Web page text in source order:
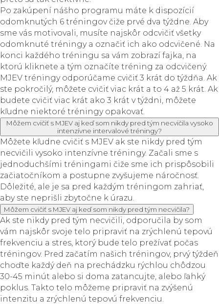
Po zakúpení nášho programu máte k dispozícií
odomknutých 6 tréningov čiže prvé dva týždne. Aby
sme vás motivovali, musíte najskôr odcvičiť všetky
odomknuté tréningy a označiť ich ako odcvičené. Na
konci každého tréningu sa vám zobrazí fajka, na
ktorú kliknete a tým označíte tréning za odcvičený.
MJEV tréningy odporúčame cvičiť 3 krát do týždňa. Ak
ste pokročilý, môžete cvičiť viac krát a to 4 až 5 krát. Ak
budete cvičiť viac krát ako 3 krát v týždni, môžete
kľudne niektoré tréningy opakovať.
Môžem cvičiť s MJEV aj keď som nikdy pred tým necvičila vysoko
intenzívne intervalové tréningy?
Môžete kľudne cvičiť s MJEV ak ste nikdy pred tým
necvičili vysoko intenzívne tréningy. Začali sme s
jednoduchšími tréningami čiže sme ich prispôsobili
začiatočníkom a postupne zvyšujeme náročnosť.
Dôležité, ale je sa pred každým tréningom zahriať,
aby ste neprišli zbytočne k úrazu.
Môžem cvičiť s MJEV aj keď som nikdy pred tým necvičila?
Ak ste nikdy pred tým necvičili, odporučila by som
vám najskôr svoje telo pripraviť na zrýchlenú tepovú
frekvenciu a stres, ktorý bude telo prežívať počas
tréningov. Pred začatím našich tréningov, prvý týždeň
choďte každý deň na prechádzku rýchlou chôdzou
30-45 minút alebo si doma zatancujte, alebo ľahký
poklus. Takto telo môžeme pripraviť na zvýšenú
intenzitu a zrýchlenú tepovú frekvenciu.